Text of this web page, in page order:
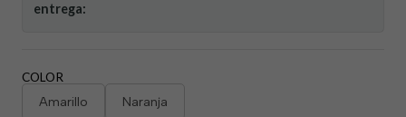
entrega:
COLOR
Amarillo Naranja